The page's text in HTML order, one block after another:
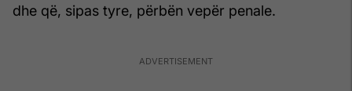
dhe që, sipas tyre, përbën vepër penale.